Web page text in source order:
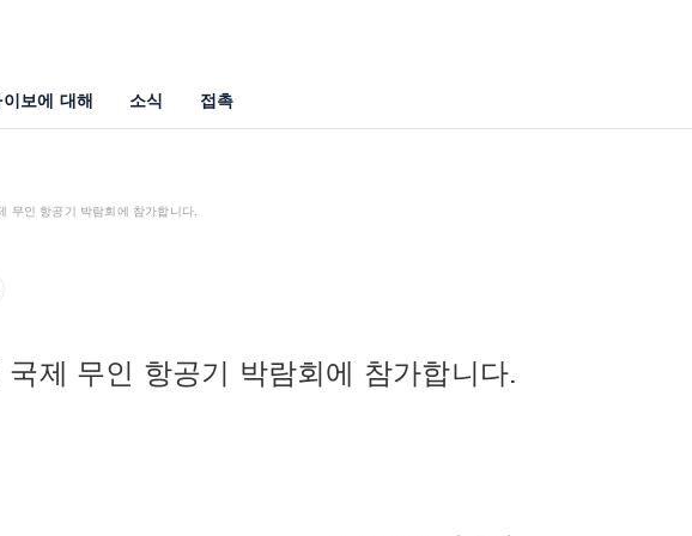
보에 대해 소식 접촉
무인 항공기 박람회에 참가합니다.
제 무인 항공기 박람회에 참가합니다.